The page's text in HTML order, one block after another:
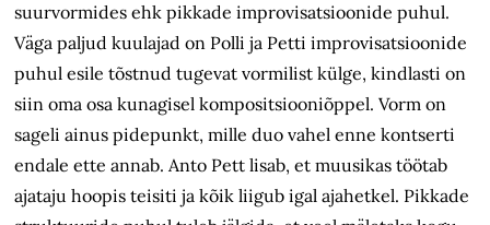
suurvormides ehk pikkade improvisatsioonide puhul.
Väga paljud kuulajad on Polli ja Petti improvisatsioonide
puhul esile tõstnud tugevat vormilist külge, kindlasti on
siin oma osa kunagisel kompositsiooniõppel. Vorm on
sageli ainus pidepunkt, mille duo vahel enne kontserti
endale ette annab. Anto Pett lisab, et muusikas töötab
ajataju hoopis teisiti ja kõik liigub igal ajahetkel. Pikkade